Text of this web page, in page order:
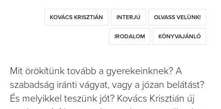
KOVÁCS KRISZTIÁN INTERJÚ OLVASS VELÜNK!
IRODALOM KÖNYVAJÁNLÓ
Mit örökítünk tovább a gyerekeinknek? A
szabadság iránti vágyat, vagy a józan belátást?
És melyikkel teszünk jót? Kovács Krisztián új